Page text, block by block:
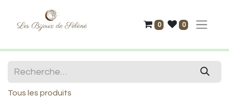
0 0
Tous les produits